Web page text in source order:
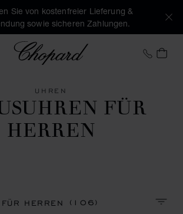
Sie von kostenfreier Lieferung &
sowie sicheren Zahlungen.
Chopard +43
UHREN
FÜR
HERREN
HERREN(106)